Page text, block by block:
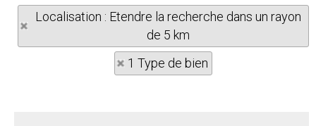
Localisation : Etendre la recherche dans un rayon
de 5 km
1 Type de bien